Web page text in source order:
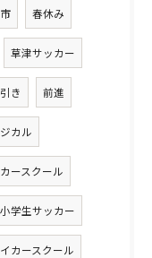
春休み
草津サッカー
き 前進
カル
ースクール
小学生サッカー
カースクール